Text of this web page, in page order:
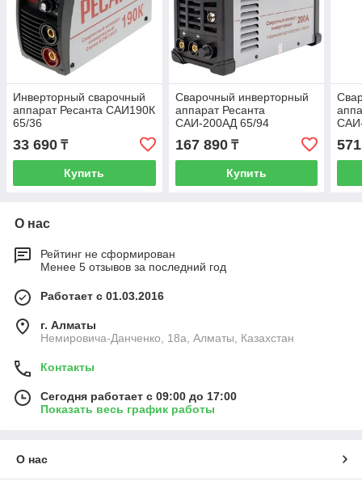
Инверторный сварочный
аппарат Ресанта САИ190К
65/36
33 690 ₸
Купить
Сварочный инверторный
аппарат Ресанта
САИ-200АД 65/94
167 890₸
Купить
О нас
Рейтинг не сформирован
Менее 5 отзывов за последний год
Работает с 01.03.2016
г. Алматы
Немировича-Данченко, 18а, Алматы, Казахстан
Контакты
Сегодня работает с 09:00 до 17:00
Показать весь график работы
О нас